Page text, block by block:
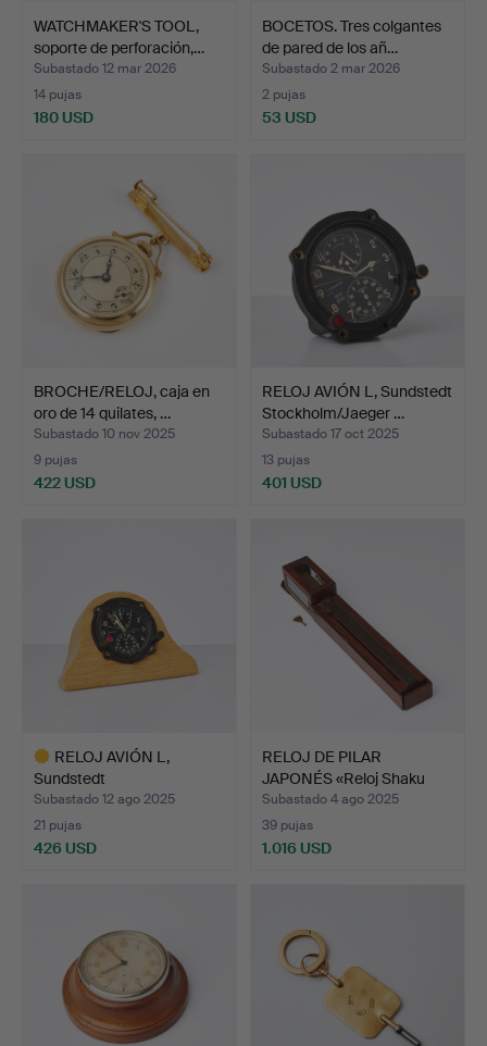
WATCHMAKER'S TOOL,
soporte de perforación,…
Subastado 12 mar 2026
14 pujas
180 USD
BOCETOS. Tres colgantes
de pared de los añ…
Subastado 2 mar 2026
2 pujas
53 USD
BROCHE/RELOJ, caja en
oro de 14 quilates, …
Subastado 10 nov 2025
9 pujas
422 USD
RELOJ AVIÓN L, Sundstedt
Stockholm/Jaeger …
Subastado 17 oct 2025
13 pujas
401 USD
RELOJ AVIÓN L,
Sundstedt
Stockholm/Jaeger …
Subastado 12 ago 2025
21 pujas
426 USD
RELOJ DE PILAR
JAPONÉS «Reloj Shaku
dokei»…
Subastado 4 ago 2025
39 pujas
1.016 USD